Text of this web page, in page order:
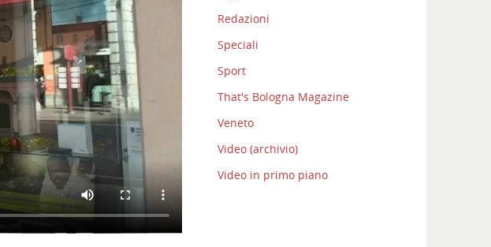
Redazioni
Speciali
Sport
That's Bologna Magazine
Veneto
Video (archivio)
Video in primo piano